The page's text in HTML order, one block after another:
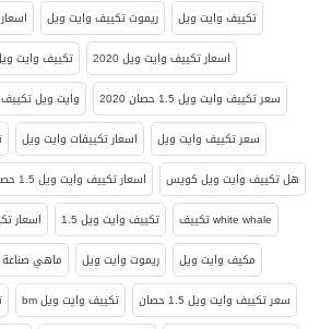
تكييف وايت ويل ريموت تكييف وايت ويل
اسعار تكييف وايت ويل 2020
تكييف وايت ويل 1.5
سعر تكييف وايت ويل 1.5 حصان 2020
وايت ويل تكييف
سعر تكييف وايت ويل
اسعار تكييفات وايت ويل
هل تكييف وايت ويل كويس
اسعار تكييف وايت ويل 1.5 حصان
white whale تكييف
تكييف وايت ويل 1.5
اسعار
مكيف وايت ويل
ريموت وايت ويل
ماهي
سعر تكييف وايت ويل 1.5 حصان
تكييف وايت ويل bm